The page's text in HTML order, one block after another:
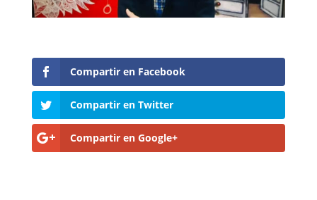
Compartir en Facebook
Compartir en Twitter
Compartir en Google+